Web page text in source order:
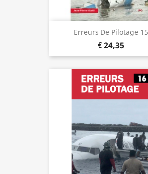
Erreurs De Pilotage 15
€ 24,35